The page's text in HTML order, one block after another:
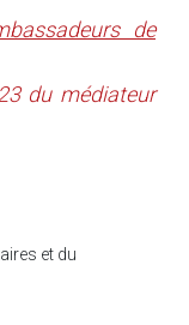
de
du médiateur
et du